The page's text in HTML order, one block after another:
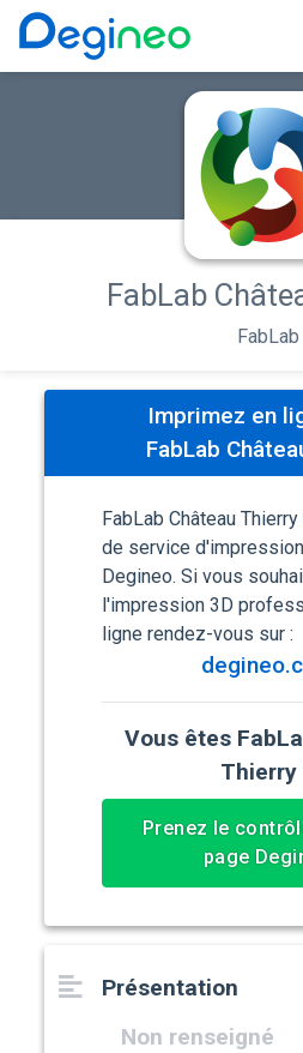
FabLab
FabLab
Présentation
Non renseigné
Imprimez en
FabLab
FabLab Château
de service
Degineo. Si vous
l'impression 3D
ligne rendez-vous sur :
Vous êtes
Thierry
Prenez le
page